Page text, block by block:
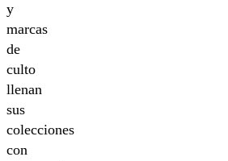
y
marcas
de
culto
llenan
sus
colecciones
con